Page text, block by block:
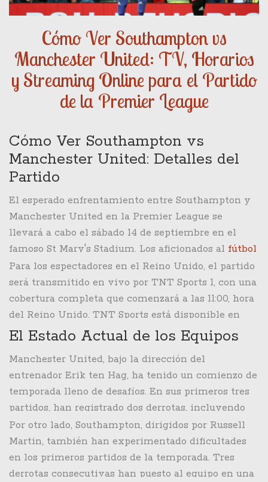
Cómo Ver Southampton vs
Manchester United: TV, Horarios
y Streaming Online para el Partido
de la Premier League
Cómo Ver Southampton vs
Manchester United: Detalles del
Partido
El esperado enfrentamiento entre Southampton y
Manchester United en la Premier League se
llevará a cabo el sábado 14 de septiembre en el
famoso St Mary's Stadium. Los aficionados al fútbol
no querrán perderse este emocionante partido, ya
que ambos equipos buscan mejorar sus posiciones
en la tabla después de un complicado inicio de
temporada. El silbatazo inicial está programado
para las 12:30, hora del Reino Unido.
Para los espectadores en el Reino Unido, el partido
será transmitido en vivo por TNT Sports 1, con una
cobertura completa que comenzará a las 11:00, hora
del Reino Unido. TNT Sports está disponible en
varias plataformas de televisión, incluidas BT, EE,
Sky y Virgin Media, lo que facilita el acceso para
los fanáticos. Además, aquellos que prefieran ver el
partido en línea pueden hacerlo a través del
servicio de streaming discovery+, que ofrece una
suscripción que incluye TNT Sports, Eurosport y
otros contenidos de entretenimiento.
El Estado Actual de los Equipos
Manchester United, bajo la dirección del
entrenador Erik ten Hag, ha tenido un comienzo de
temporada lleno de desafíos. En sus primeros tres
partidos, han registrado dos derrotas, incluyendo
una contundente derrota por 3-0 contra el
Liverpool en Old Trafford. Estos resultados han
generado preocupaciones entre los seguidores y el
club tiene la urgente necesidad de revertir esta
Por otro lado, Southampton, dirigidos por Russell
Martin, también han experimentado dificultades
en los primeros partidos de la temporada. Tres
derrotas consecutivas han puesto al equipo en una